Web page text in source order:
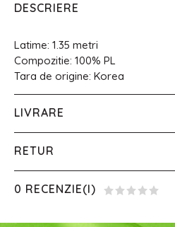
DESCRIERE
Latime: 1.35 metri
Compozitie: 100% PL
Tara de origine: Korea
LIVRARE
RETUR
0 RECENZIE(I)